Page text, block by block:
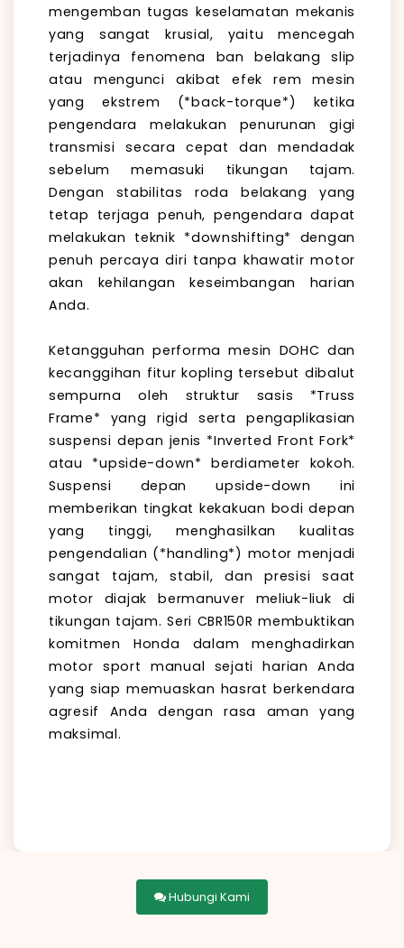
mengemban tugas keselamatan mekanis
yang sangat krusial, yaitu mencegah
terjadinya fenomena ban belakang slip
atau mengunci akibat efek rem mesin
yang ekstrem (*back-torque*) ketika
pengendara melakukan penurunan gigi
transmisi secara cepat dan mendadak
sebelum memasuki tikungan tajam.
Dengan stabilitas roda belakang yang
tetap terjaga penuh, pengendara dapat
melakukan teknik *downshifting* dengan
penuh percaya diri tanpa khawatir motor
akan kehilangan keseimbangan harian
Anda.
Ketangguhan performa mesin DOHC dan
kecanggihan fitur kopling tersebut dibalut
sempurna oleh struktur sasis *Truss
Frame* yang rigid serta pengaplikasian
suspensi depan jenis *Inverted Front Fork*
atau *upside-down* berdiameter kokoh.
Suspensi depan upside-down ini
memberikan tingkat kekakuan bodi depan
yang tinggi, menghasilkan kualitas
pengendalian (*handling*) motor menjadi
sangat tajam, stabil, dan presisi saat
motor diajak bermanuver meliuk-liuk di
tikungan tajam. Seri CBR150R membuktikan
komitmen Honda dalam menghadirkan
motor sport manual sejati harian Anda
yang siap memuaskan hasrat berkendara
agresif Anda dengan rasa aman yang
maksimal.
Hubungi Kami